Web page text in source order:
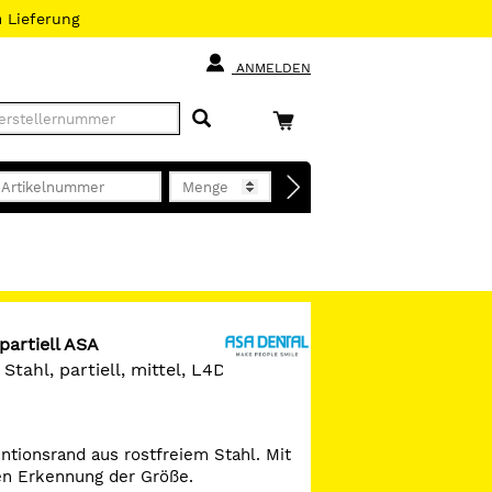
Lieferung
ANMELDEN
ASA
partiell, mittel, L4D, St
aus rostfreiem Stahl. Mit
Erkennung der Größe.